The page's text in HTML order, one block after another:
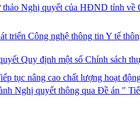
Nghị quyết của HĐND tỉnh
triển Công nghệ thông tin Y tế
Quy định một số Chính sách
tục nâng cao chất lượng hoạt
Nghị quyết thông qua Đề án "